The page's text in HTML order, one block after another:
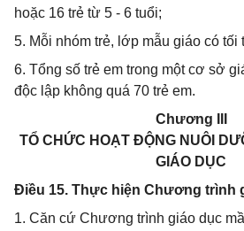
hoặc 16 trẻ từ 5 - 6 tuổi;
5. Mỗi nhóm trẻ, lớp mẫu giáo có tối
6. Tổng số trẻ em trong một cơ sở
độc lập không quá 70 trẻ em.
Chương III
TỔ CHỨC HOẠT ĐỘNG NUÔI
GIÁO DỤC
Điều 15. Thực hiện Chương trình
1. Căn cứ Chương trình giáo dục